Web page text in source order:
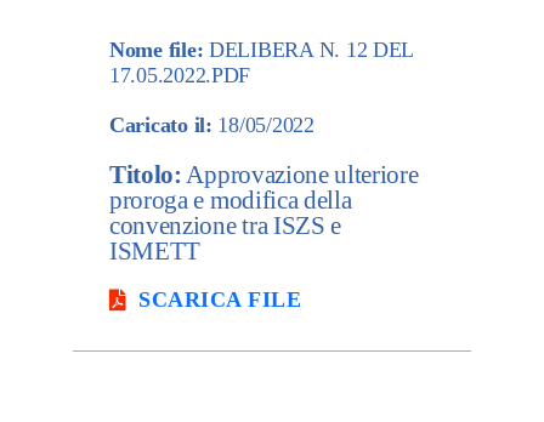
Nome file: DELIBERA N. 12 DEL
17.05.2022.PDF
Caricato il: 18/05/2022
Titolo: Approvazione ulteriore
proroga e modifica della
convenzione tra ISZS e
ISMETT
SCARICA FILE